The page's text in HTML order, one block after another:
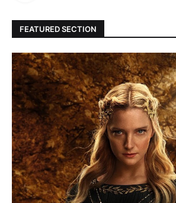
FEATURED SECTION